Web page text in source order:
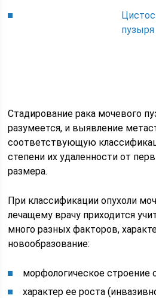
пузыря
Стадирование рака мочевого
разумеется, и выявление
соответствующую
степени их удаленности от
размера.
При классификации опухоли
лечащему врачу приходится
много разных факторов,
новообразование:
морфологическое строение
характер ее роста